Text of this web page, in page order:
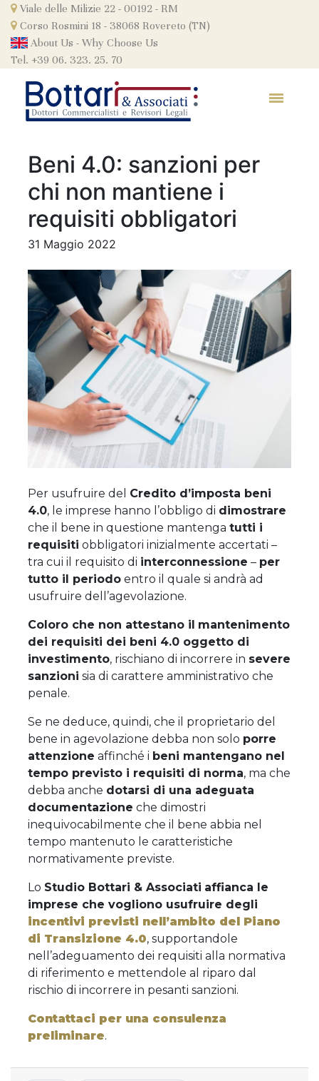
Skip
content
Viale delle Milizie 22 - 00192 - RM
Corso Rosmini 18 - 38068 Rovereto (TN)
About Us - Why Choose Us
Tel. +39 06. 323. 25. 70
Beni 4.0: sanzioni per
chi non mantiene i
requisiti obbligatori
31 Maggio 2022
Per usufruire del Credito d’imposta beni
4.0, le imprese hanno l’obbligo di dimostrare
che il bene in questione mantenga tutti i
requisiti obbligatori inizialmente accertati –
tra cui il requisito di interconnessione – per
tutto il periodo entro il quale si andrà ad
usufruire dell’agevolazione.
Coloro che non attestano il mantenimento
dei requisiti dei beni 4.0 oggetto di
investimento, rischiano di incorrere in severe
sanzioni sia di carattere amministrativo che
penale.
Se ne deduce, quindi, che il proprietario del
bene in agevolazione debba non solo porre
attenzione affinché i beni mantengano nel
tempo previsto i requisiti di norma, ma che
debba anche dotarsi di una adeguata
documentazione che dimostri
inequivocabilmente che il bene abbia nel
tempo mantenuto le caratteristiche
normativamente previste.
Lo Studio Bottari & Associati affianca le
imprese che vogliono usufruire degli
incentivi previsti nell’ambito del Piano
di Transizione 4.0, supportandole
nell’adeguamento dei requisiti alla normativa
di riferimento e mettendole al riparo dal
rischio di incorrere in pesanti sanzioni.
Contattaci per una consulenza
preliminare.